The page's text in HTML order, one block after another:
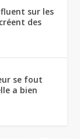
sur les
des
se fout
a bien